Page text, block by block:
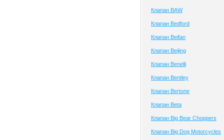
Клапан BAW
Клапан Bedford
Клапан Beifan
Клапан Beijing
Клапан Benelli
Клапан Bentley
Клапан Bertone
Клапан Beta
Клапан Big Bear Choppers
Клапан Big Dog Motorcycles